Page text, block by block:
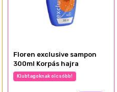
Floren exclusive sampon
300ml Korpás hajra
Klubtagoknak olcsóbb!